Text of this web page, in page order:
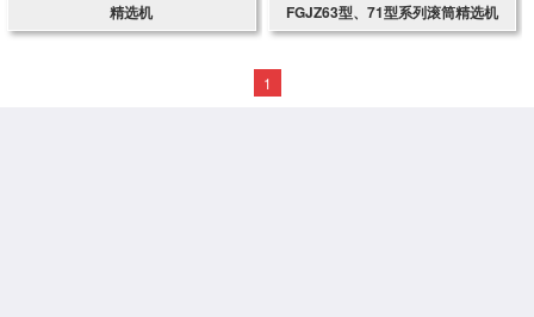
精选机 FGJZ63型、71型系列滚筒精选机
1